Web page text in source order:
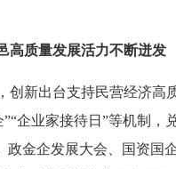
高质量发展活力不断迸发
创新出台支持民营经济高
企业家接待日”等机制
政金企发展大会 、国资国